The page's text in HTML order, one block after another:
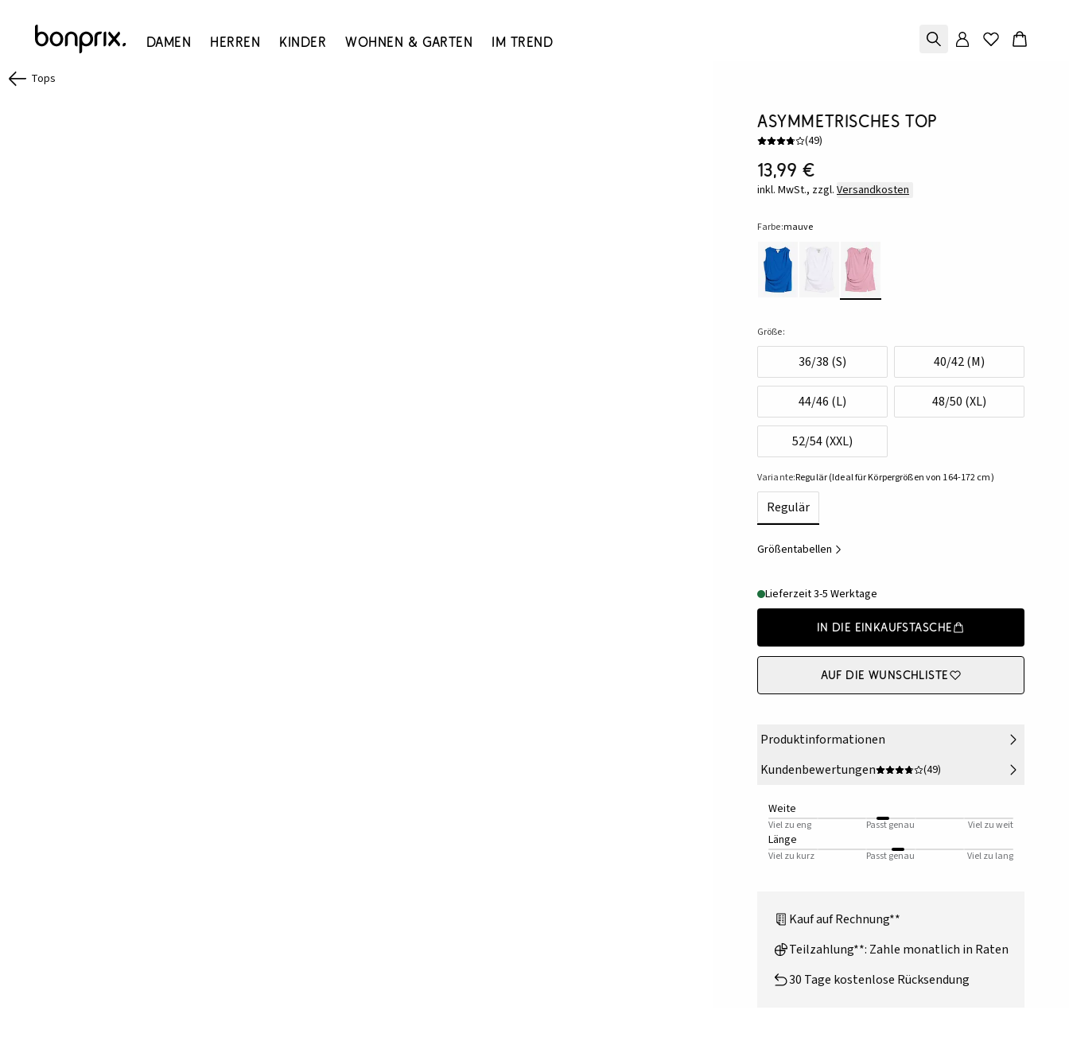
Damen Herren Kinder Wohnen & Garten Im Trend
Tops
Asymmetrisches Top
(49)
13,99 €
inkl. MwSt., zzgl. Versandkosten
Farbe:mauve
Größe:
36/38 (S) 40/42 (M)
44/46 (L) 48/50 (XL)
52/54 (XXL)
Variante:Regulär (Ideal für Körpergrößen von 164-172 cm)
Regulär
Größentabellen
Lieferzeit 3-5 Werktage
In die Einkaufstasche
Auf die Wunschliste
Produktinformationen
Kundenbewertungen
(49)
Weite
Viel zu eng Passt genau Viel zu weit
Länge
Viel zu kurz Passt genau Viel zu lang
Kauf auf Rechnung**
Teilzahlung**: Zahle monatlich in Raten
30 Tage kostenlose Rücksendung